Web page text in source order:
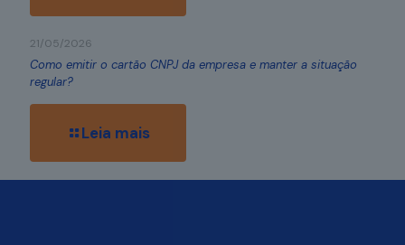
21/05/2026
Como emitir o cartão CNPJ da empresa e manter a situação
regular?
Leia mais